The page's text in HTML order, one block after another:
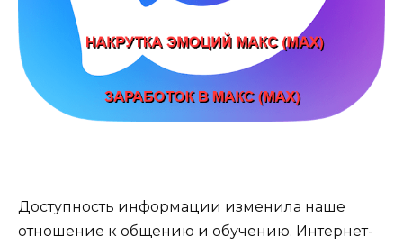
Доступность информации изменила наше
отношение к общению и обучению. Интернет-